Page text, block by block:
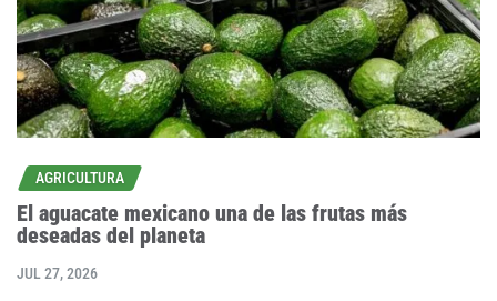
AGRICULTURA
El aguacate mexicano una de las frutas más
deseadas del planeta
JUL 27, 2026